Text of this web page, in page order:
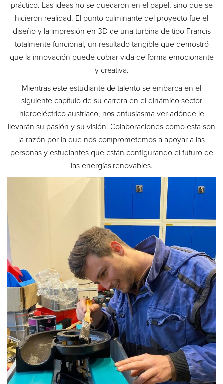
práctico. Las ideas no se quedaron en el papel, sino que se
hicieron realidad. El punto culminante del proyecto fue el
diseño y la impresión en 3D de una turbina de tipo Francis
totalmente funcional, un resultado tangible que demostró
que la innovación puede cobrar vida de forma emocionante
y creativa.
Mientras este estudiante de talento se embarca en el
siguiente capítulo de su carrera en el dinámico sector
hidroeléctrico austriaco, nos entusiasma ver adónde le
llevarán su pasión y su visión. Colaboraciones como esta son
la razón por la que nos comprometemos a apoyar a las
personas y estudiantes que están configurando el futuro de
las energías renovables.